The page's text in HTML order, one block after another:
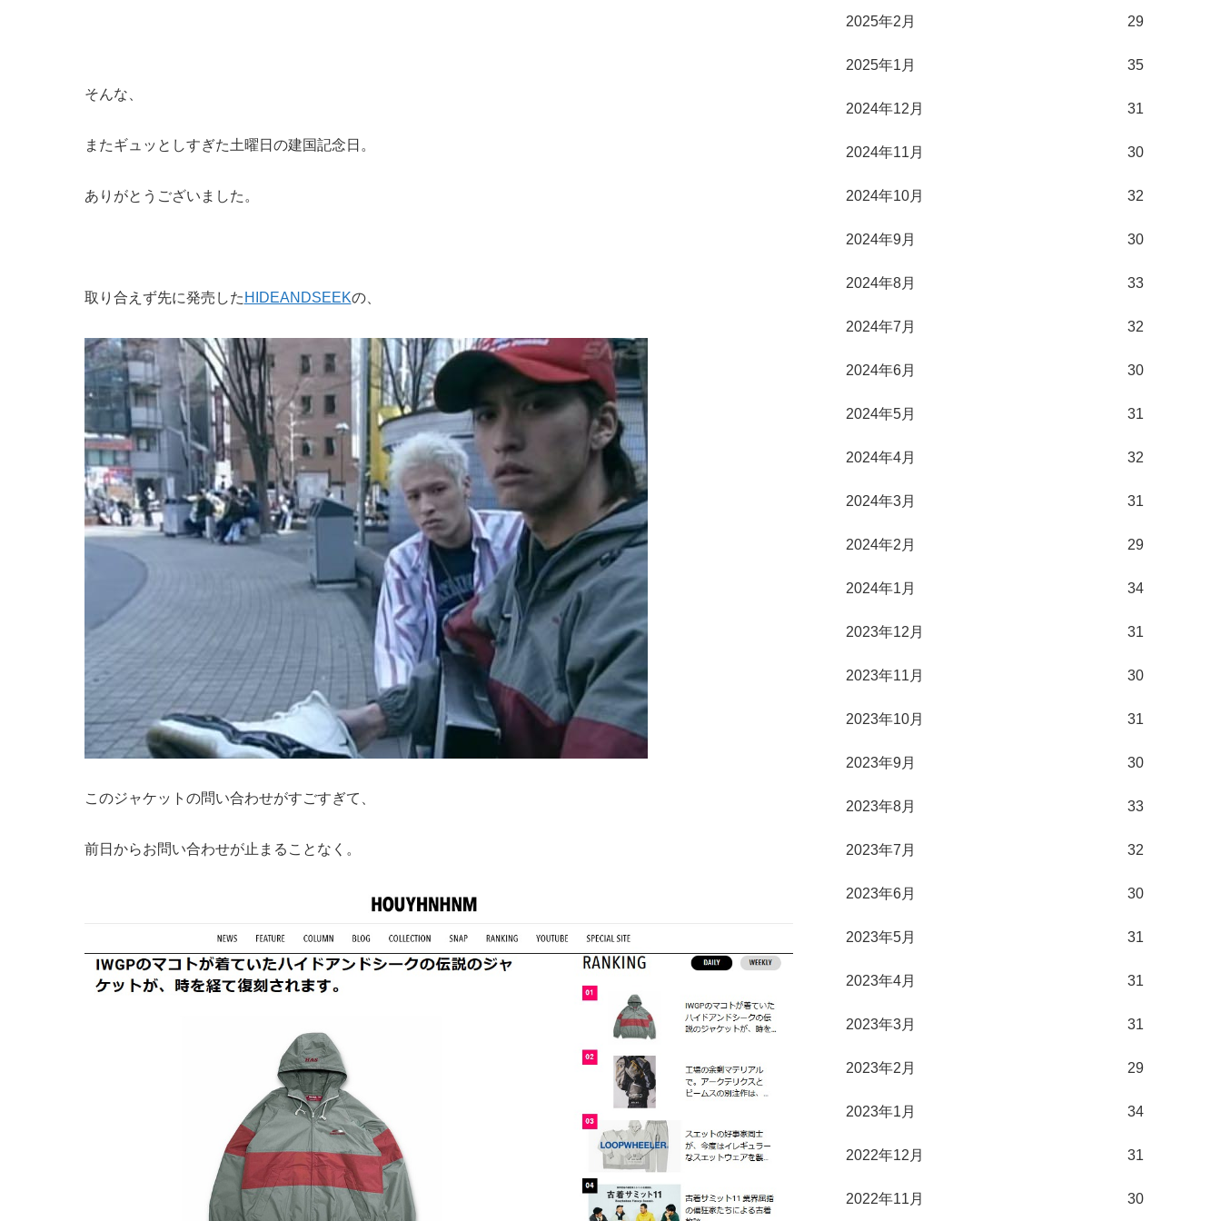
そんな、
またギュッとしすぎた土曜日の建国記念日。
ありがとうございました。
取り合えず先に発売した HIDEANDSEEKの、
このジャケットの問い合わせがすごすぎて、
前日からお問い合わせが止まることなく。
2025年2月 29
2025年1月 35
2024年12月 31
2024年11月 30
2024年10月 32
2024年9月 30
2024年8月 33
2024年7月 32
2024年6月 30
2024年5月 31
2024年4月 32
2024年3月 31
2024年2月 29
2024年1月 34
2023年12月 31
2023年11月 30
2023年10月 31
2023年9月 30
2023年8月 33
2023年7月 32
2023年6月 30
2023年5月 31
2023年4月 31
2023年3月 31
2023年2月 29
2023年1月 34
2022年12月 31
2022年11月 30